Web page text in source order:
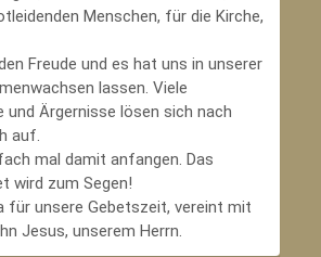
Menschen, für die Kirche,
Freude und es hat uns in unserer
lassen. Viele
und Ärgernisse lösen sich nach
auf.
mal damit anfangen. Das
wird zum Segen!
für unsere Gebetszeit, vereint mit
Jesus, unserem Herrn.